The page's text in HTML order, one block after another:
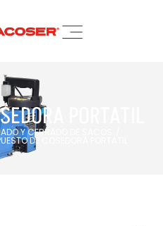
PORTATIL
Y CERRADO DE SACOS
DE COSEDORA PORTATIL